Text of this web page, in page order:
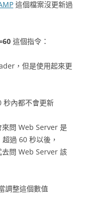
這個檔案沒更新過
這個指令：
，但是使用起來更
秒內都不會更新
問 Web Server 是
過 60 秒以後，
去問 Web Server 該
調整這個數值